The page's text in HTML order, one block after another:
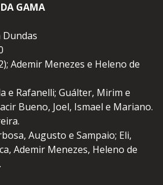
GAMA
Dundas
Ademir Menezes e Heleno de
e Rafanelli; Guálter, Mirim e
Bueno, Joel, Ismael e Mariano.
Augusto e Sampaio; Eli,
Ademir Menezes, Heleno de